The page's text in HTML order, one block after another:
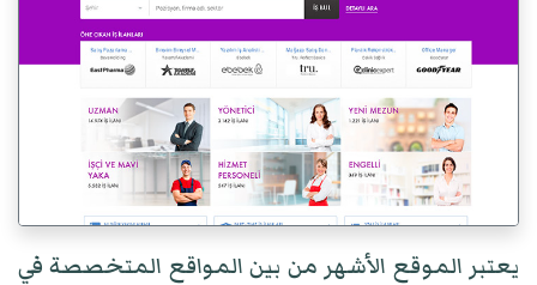
يعتبر الموقع الأشهر من بين المواقع المتخصصة في